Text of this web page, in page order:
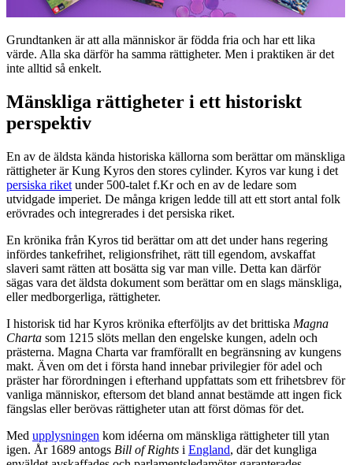
Grundtanken är att alla människor är födda fria och har ett lika
värde. Alla ska därför ha samma rättigheter. Men i praktiken är det
inte alltid så enkelt.
Mänskliga rättigheter i ett historiskt
perspektiv
En av de äldsta kända historiska källorna som berättar om mänskliga
rättigheter är Kung Kyros den stores cylinder. Kyros var kung i det
persiska riket under 500-talet f.Kr och en av de ledare som
utvidgade imperiet. De många krigen ledde till att ett stort antal folk
erövrades och integrerades i det persiska riket.
En krönika från Kyros tid berättar om att det under hans regering
infördes tankefrihet, religionsfrihet, rätt till egendom, avskaffat
slaveri samt rätten att bosätta sig var man ville. Detta kan därför
sägas vara det äldsta dokument som berättar om en slags mänskliga,
eller medborgerliga, rättigheter.
I historisk tid har Kyros krönika efterföljts av det brittiska Magna
Charta som 1215 slöts mellan den engelske kungen, adeln och
prästerna. Magna Charta var framförallt en begränsning av kungens
makt. Även om det i första hand innebar privilegier för adel och
präster har förordningen i efterhand uppfattats som ett frihetsbrev för
vanliga människor, eftersom det bland annat bestämde att ingen fick
fängslas eller berövas rättigheter utan att först dömas för det.
Med upplysningen kom idéerna om mänskliga rättigheter till ytan
igen. År 1689 antogs Bill of Rights i England, där det kungliga